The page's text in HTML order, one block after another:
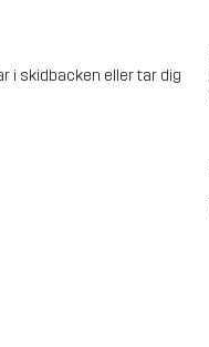
i skidbacken eller tar dig